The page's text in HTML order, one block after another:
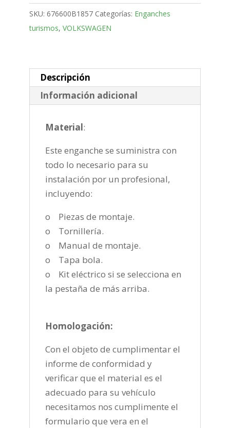
Bola
desmontable
vertical
cantidad
SKU: 676600B1857 Categorías: Enganches
turismos, VOLKSWAGEN
Descripción
Información adicional
Material:
Este enganche se suministra con
todo lo necesario para su
instalación por un profesional,
incluyendo:
o Piezas de montaje.
o Tornillería.
o Manual de montaje.
o Tapa bola.
o Kit eléctrico si se selecciona en
la pestaña de más arriba.
Homologación:
Con el objeto de cumplimentar el
informe de conformidad y
verificar que el material es el
adecuado para su vehículo
necesitamos nos cumplimente el
formulario que vera en el